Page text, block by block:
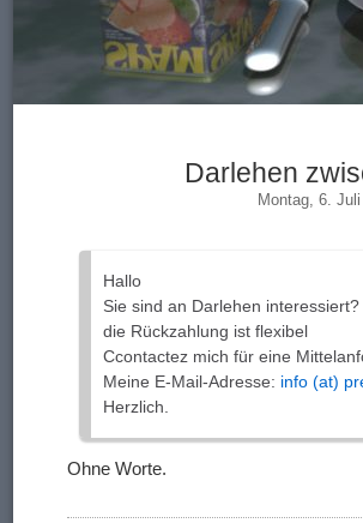
Darlehen
Montag, 6.
Hallo
Sie sind an Darlehen interessiert?
die Rückzahlung ist flexibel
Ccontactez mich für eine
Meine E-Mail-Adresse: info (at)
Herzlich.
Ohne Worte.